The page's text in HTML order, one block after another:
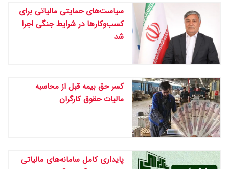
سیاست‌های حمایتی مالیاتی برای
کسب‌وکارها در شرایط جنگی اجرا
شد
کسر حق بیمه قبل از محاسبه
مالیات حقوق کارگران
پایداری کامل سامانه‌های مالیاتی